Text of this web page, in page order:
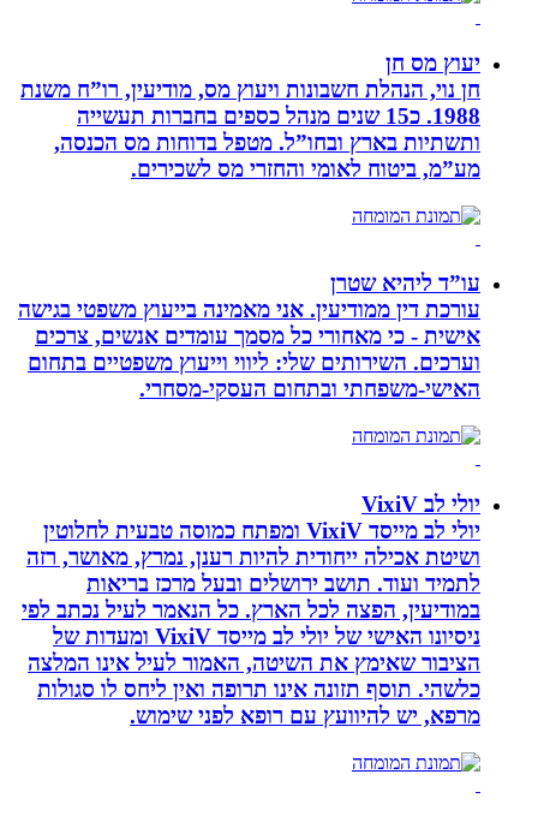
יעוץ מס חן
חן נוי, הנהלת חשבונות ויעוץ מס, מודיעין, רו”ח משנת
1988. כ15 שנים מנהל כספים בחברות תעשייה
ותשתיות בארץ ובחו”ל. מטפל בדוחות מס הכנסה,
מע”מ, ביטוח לאומי והחזרי מס לשכירים.
עו”ד ליהיא שטרן
עורכת דין ממודיעין. אני מאמינה בייעוץ משפטי בגישה
אישית - כי מאחורי כל מסמך עומדים אנשים, צרכים
וערכים. השירותים שלי: ליווי וייעוץ משפטיים בתחום
האישי-משפחתי ובתחום העסקי-מסחרי.
יולי לב VixiV
יולי לב מייסד VixiV ומפתח כמוסה טבעית לחלוטין
ושיטת אכילה ייחודית להיות רענן, נמרץ, מאושר, רזה
לתמיד ועוד. תושב ירושלים ובעל מרכז בריאות
במודיעין, הפצה לכל הארץ. כל הנאמר לעיל נכתב לפי
ניסיונו האישי של יולי לב מייסד VixiV ומעדות של
הציבור שאימץ את השיטה, האמור לעיל אינו המלצה
כלשהי. תוסף תזונה אינו תרופה ואין ליחס לו סגולות
מרפא, יש להיוועץ עם רופא לפני שימוש.